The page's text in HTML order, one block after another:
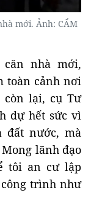
mới. Ảnh: CẨM
căn nhà mới,
toàn cảnh nơi
còn lại, cụ Tư
dự hết sức vì
đất nước, mà
lãnh đạo
tôi an cư lập
trình như